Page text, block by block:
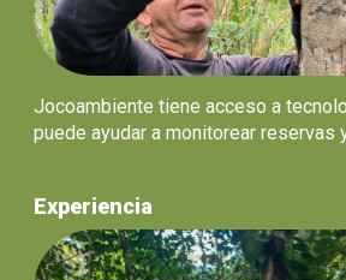
Jocoambiente tiene acceso a
puede ayudar a monitorear reservas
Experiencia